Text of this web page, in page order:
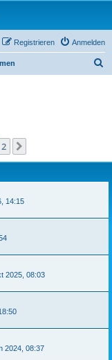
Anmelden
Registrieren
2
14:15
2025, 08:03
2024, 08:37